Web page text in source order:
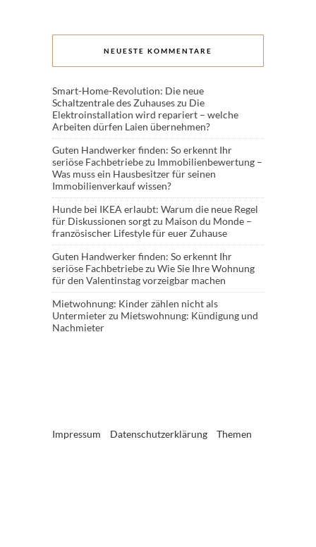
NEUESTE KOMMENTARE
Smart-Home-Revolution: Die neue
Schaltzentrale des Zuhauseszu Die
Elektroinstallation wird repariert – welche
Arbeiten dürfen Laien übernehmen?
Guten Handwerker finden: So erkennt Ihr
seriöse Fachbetriebezu Immobilienbewertung –
Was muss ein Hausbesitzer für seinen
Immobilienverkauf wissen?
Hunde bei IKEA erlaubt: Warum die neue Regel
für Diskussionen sorgtzu Maison du Monde –
französischer Lifestyle für euer Zuhause
Guten Handwerker finden: So erkennt Ihr
seriöse Fachbetriebezu Wie Sie Ihre Wohnung
für den Valentinstag vorzeigbar machen
Mietwohnung: Kinder zählen nicht als
Untermieterzu Mietswohnung: Kündigung und
Nachmieter
Impressum Datenschutzerklärung Themen